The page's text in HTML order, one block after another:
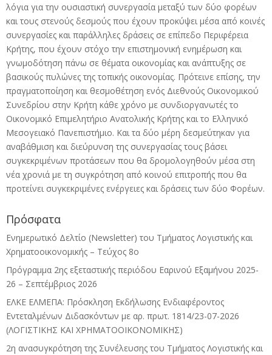
λόγια για την ουσιαστική συνεργασία μεταξύ των δύο φορέων
και τους στενούς δεσμούς που έχουν προκύψει μέσα από κοινές
συνεργασίες και παράλληλες δράσεις σε επίπεδο Περιφέρεια
Κρήτης, που έχουν στόχο την επιστημονική ενημέρωση και
γνωμοδότηση πάνω σε θέματα οικονομίας και ανάπτυξης σε
βασικούς πυλώνες της τοπικής οικονομίας. Πρότεινε επίσης, την
πραγματοποίηση και θεσμοθέτηση ενός Διεθνούς Οικονομικού
Συνεδρίου στην Κρήτη κάθε χρόνο με συνδιοργανωτές το
Οικονομικό Επιμελητήριο Ανατολικής Κρήτης και το Ελληνικό
Μεσογειακό Πανεπιστήμιο. Και τα δύο μέρη δεσμεύτηκαν για
αναβάθμιση και διεύρυνση της συνεργασίας τους βάσει
συγκεκριμένων προτάσεων που θα δρομολογηθούν μέσα στη
νέα χρονιά με τη συγκρότηση από κοινού επιτροπής που θα
προτείνει συγκεκριμένες ενέργειες και δράσεις των δύο Φορέων.
Πρόσφατα
Ενημερωτικό Δελτίο (Newsletter) του Τμήματος Λογιστικής και
Χρηματοοικονομικής – Τεύχος 8ο
Πρόγραμμα 2ης εξεταστικής περιόδου Eαρινού Eξαμήνου 2025-
26 – Σεπτέμβριος 2026
ΕΛΚΕ ΕΛΜΕΠΑ: Πρόσκληση Εκδήλωσης Ενδιαφέροντος
Εντεταλμένων Διδασκόντων με αρ. πρωτ. 1814/23-07-2026
(ΛΟΓΙΣΤΙΚΗΣ ΚΑΙ ΧΡΗΜΑΤΟΟΙΚΟΝΟΜΙΚΗΣ)
2η ανασυγκρότηση της Συνέλευσης του Τμήματος Λογιστικής και